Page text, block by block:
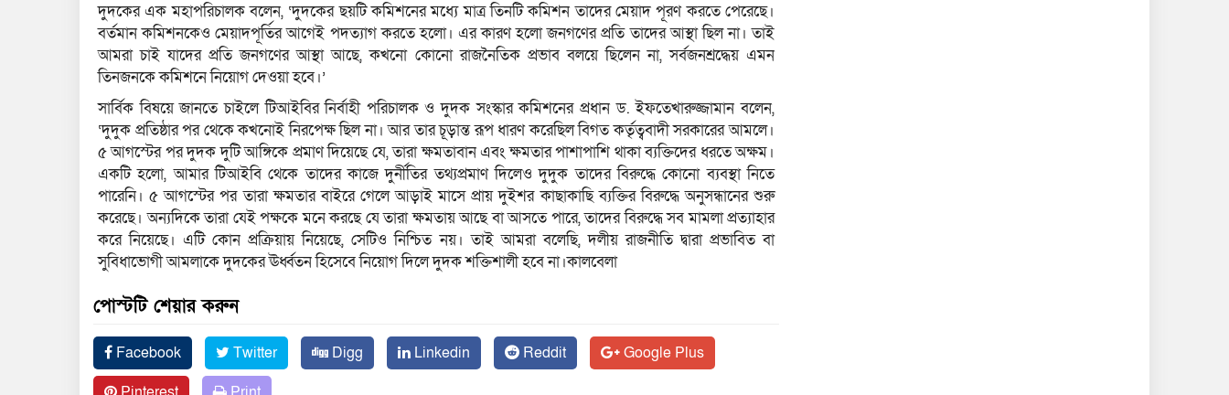
দুদকের এক মহাপরিচালক বলেন, ‘দুদকের ছয়টি কমিশনের মধ্যে মাত্র তিনটি কমিশন তাদের মেয়াদ পূরণ করতে পেরেছে।
বর্তমান কমিশনকেও মেয়াদপূর্তির আগেই পদত্যাগ করতে হলো। এর কারণ হলো জনগণের প্রতি তাদের আস্থা ছিল না। তাই
আমরা চাই যাদের প্রতি জনগণের আস্থা আছে, কখনো কোনো রাজনৈতিক প্রভাব বলয়ে ছিলেন না, সর্বজনশ্রদ্ধেয় এমন
তিনজনকে কমিশনে নিয়োগ দেওয়া হবে।’
সার্বিক বিষয়ে জানতে চাইলে টিআইবির নির্বাহী পরিচালক ও দুদক সংস্কার কমিশনের প্রধান ড. ইফতেখারুজ্জামান বলেন,
‘দুদুক প্রতিষ্ঠার পর থেকে কখনোই নিরপেক্ষ ছিল না। আর তার চূড়ান্ত রূপ ধারণ করেছিল বিগত কর্তৃত্ববাদী সরকারের আমলে।
৫ আগস্টের পর দুদক দুটি আঙ্গিকে প্রমাণ দিয়েছে যে, তারা ক্ষমতাবান এবং ক্ষমতার পাশাপাশি থাকা ব্যক্তিদের ধরতে অক্ষম।
একটি হলো, আমার টিআইবি থেকে তাদের কাজে দুর্নীতির তথ্যপ্রমাণ দিলেও দুদুক তাদের বিরুদ্ধে কোনো ব্যবস্থা নিতে
পারেনি। ৫ আগস্টের পর তারা ক্ষমতার বাইরে গেলে আড়াই মাসে প্রায় দুইশর কাছাকাছি ব্যক্তির বিরুদ্ধে অনুসন্ধানের শুরু
করেছে। অন্যদিকে তারা যেই পক্ষকে মনে করছে যে তারা ক্ষমতায় আছে বা আসতে পারে, তাদের বিরুদ্ধে সব মামলা প্রত্যাহার
করে নিয়েছে। এটি কোন প্রক্রিয়ায় নিয়েছে, সেটিও নিশ্চিত নয়। তাই আমরা বলেছি, দলীয় রাজনীতি দ্বারা প্রভাবিত বা
সুবিধাভোগী আমলাকে দুদকের ঊর্ধ্বতন হিসেবে নিয়োগ দিলে দুদক শক্তিশালী হবে না।কালবেলা
পোস্টটি শেয়ার করুন
Facebook Twitter Digg Linkedin Reddit
Google Plus